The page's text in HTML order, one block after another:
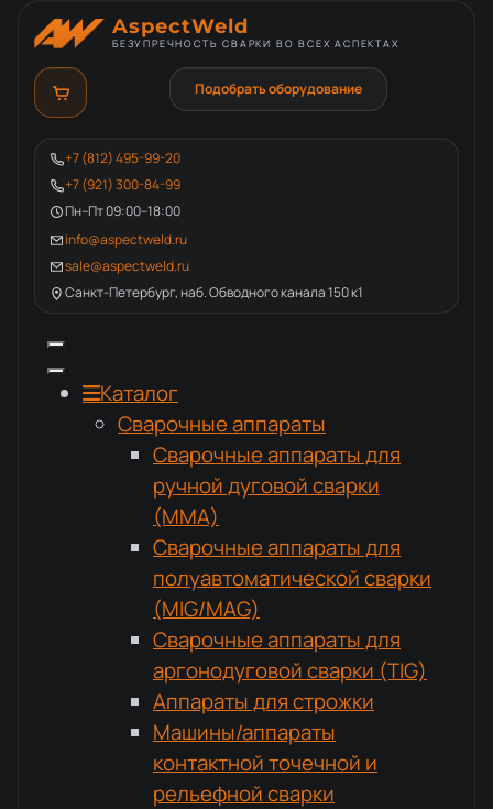
AspectWeld
БЕЗУПРЕЧНОСТЬ СВАРКИ ВО ВСЕХ АСПЕКТАХ
+7 (812) 495-99-20
+7 (921) 300-84-99
Пн–Пт 09:00–18:00
info@aspectweld.ru
sale@aspectweld.ru
Санкт-Петербург, наб. Обводного канала 150 к1
Подобрать оборудование
Каталог
Сварочные аппараты
Сварочные аппараты для
ручной дуговой сварки
(MMA)
Сварочные аппараты для
полуавтоматической сварки
(MIG/MAG)
Сварочные аппараты для
аргонодуговой сварки (TIG)
Аппараты для строжки
Машины/аппараты
контактной точечной и
рельефной сварки